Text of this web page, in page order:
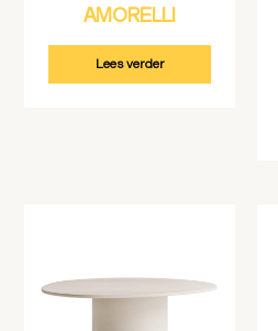
AMORELLI
Lees verder